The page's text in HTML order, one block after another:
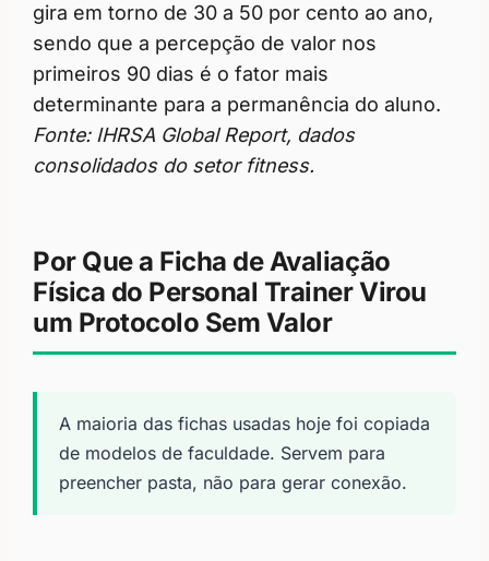
gira em torno de 30 a 50 por cento ao ano,
sendo que a percepção de valor nos
primeiros 90 dias é o fator mais
determinante para a permanência do aluno.
Fonte: IHRSA Global Report, dados
consolidados do setor fitness.
Por Que a Ficha de Avaliação
Física do Personal Trainer Virou
um Protocolo Sem Valor
A maioria das fichas usadas hoje foi copiada
de modelos de faculdade. Servem para
preencher pasta, não para gerar conexão.